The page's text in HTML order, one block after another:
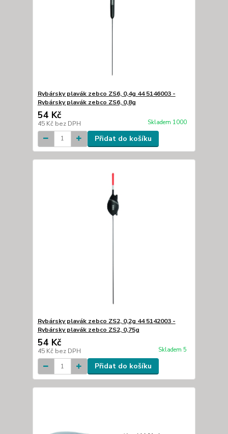
Rybársky plavák zebco ZS6, 0,4g 44 5146003 -
Rybársky plavák zebco ZS6, 0,8g
54 Kč
45 Kč bez DPH Skladem 1000
Přidat do košíku
Rybársky plavák zebco ZS2, 0,2g 44 5142003 -
Rybársky plavák zebco ZS2, 0,75g
54 Kč
45 Kč bez DPH Skladem 5
Přidat do košíku